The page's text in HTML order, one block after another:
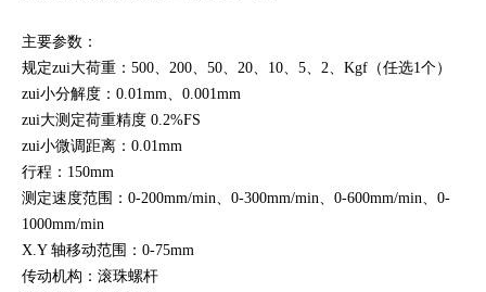
主要参数：
规定zui大荷重：500、200、50、20、10、5、2、Kgf（任选1个）
zui小分解度：0.01mm、0.001mm
zui大测定荷重精度 0.2%FS
zui小微调距离：0.01mm
行程：150mm
测定速度范围：0-200mm/min、0-300mm/min、0-600mm/min、0-
1000mm/min
X.Y 轴移动范围：0-75mm
传动机构：滚珠螺杆